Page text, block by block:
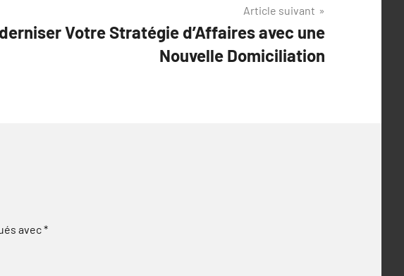
Article suivant
Votre Stratégie d’Affaires avec une
Nouvelle Domiciliation
avec*